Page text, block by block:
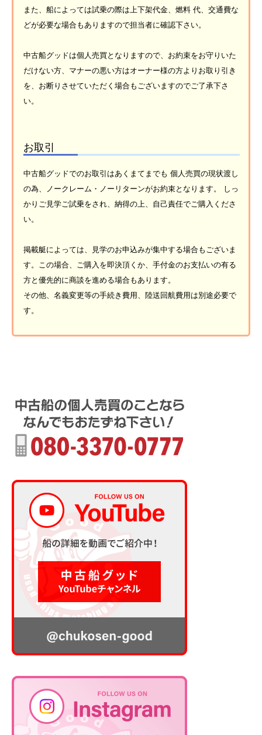
また、船によっては試乗の際は上下架代金、燃料 代、交通費な
どが必要な場合もありますので担当者に確認下さい。
中古船グッドは個人売買となりますので、お約束をお守りいた
だけない方、マナーの悪い方はオーナー様の方よりお取り引き
を、お断りさせていただく場合もございますのでご了承下さ
い。
お取引
中古船グッドでのお取引はあくまてまでも 個人売買の現状渡し
の為、ノークレーム・ノーリターンがお約束となります。 しっ
かりご見学ご試乗をされ、納得の上、自己責任でご購入くださ
い。
掲載艇によっては、見学のお申込みが集中する場合もございま
す。この場合、ご購入を即決頂くか、手付金のお支払いの有る
方と優先的に商談を進める場合もあります。
その他、名義変更等の手続き費用、陸送回航費用は別途必要で
す。